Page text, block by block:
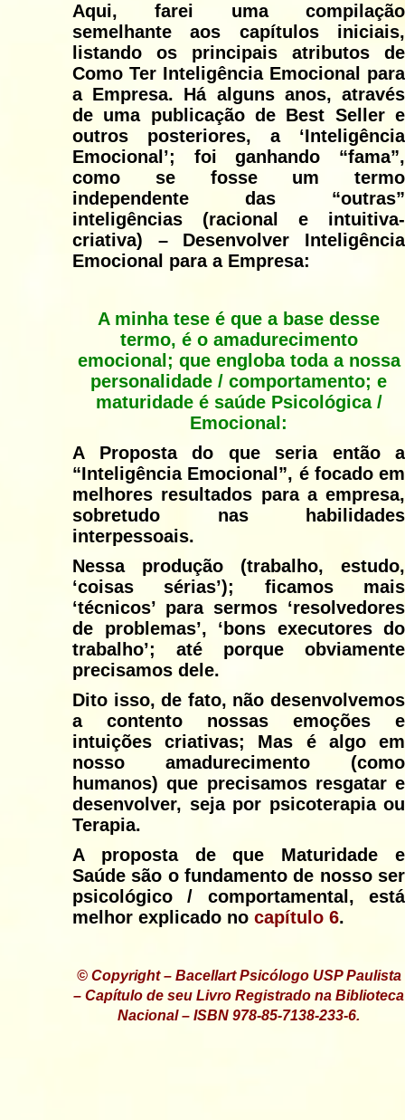
Aqui, farei uma compilação
semelhante aos capítulos iniciais,
listando os principais atributos de
Como Ter Inteligência Emocional para
a Empresa. Há alguns anos, através
de uma publicação de Best Seller e
outros posteriores, a ‘Inteligência
Emocional’; foi ganhando “fama”,
como se fosse um termo
independente das “outras”
inteligências (racional e intuitiva-
criativa) – Desenvolver Inteligência
Emocional para a Empresa:
A minha tese é que a base desse
termo, é o amadurecimento
emocional; que engloba toda a nossa
personalidade / comportamento; e
maturidade é saúde Psicológica /
Emocional:
A Proposta do que seria então a
“Inteligência Emocional”, é focado em
melhores resultados para a empresa,
sobretudo nas habilidades
interpessoais.
Nessa produção (trabalho, estudo,
‘coisas sérias’); ficamos mais
‘técnicos’ para sermos ‘resolvedores
de problemas’, ‘bons executores do
trabalho’; até porque obviamente
precisamos dele.
Dito isso, de fato, não desenvolvemos
a contento nossas emoções e
intuições criativas; Mas é algo em
nosso amadurecimento (como
humanos) que precisamos resgatar e
desenvolver, seja por psicoterapia ou
Terapia.
A proposta de que Maturidade e
Saúde são o fundamento de nosso ser
psicológico / comportamental, está
melhor explicado no capítulo 6.
© Copyright – Bacellart Psicólogo USP Paulista
– Capítulo de seu Livro Registrado na Biblioteca
Nacional – ISBN 978-85-7138-233-6.